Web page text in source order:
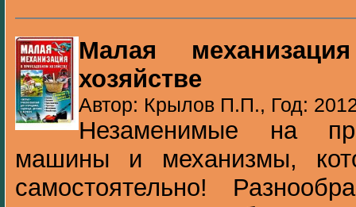
Малая
хозяйстве
Автор: Крылов П.П., Год:
Незаменимые на
машины и механизмы,
самостоятельно!